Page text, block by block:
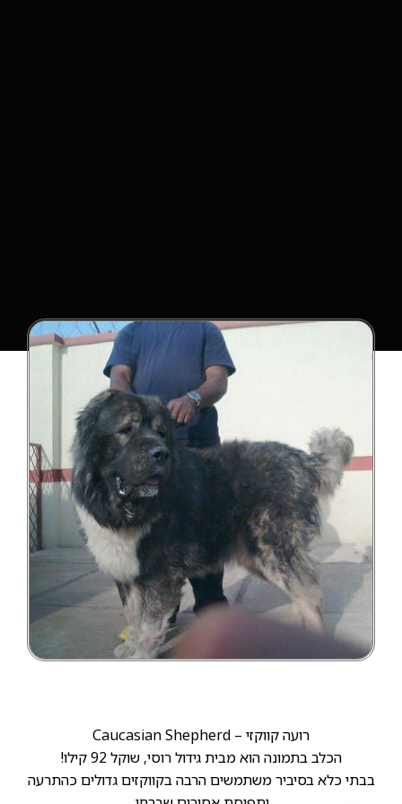
רועה קווקזי – Caucasian Shepherd
הכלב בתמונה הוא מבית גידול רוסי, שוקל 92 קילו!
בבתי כלא בסיביר משתמשים הרבה בקווקזים גדולים כהתרעה